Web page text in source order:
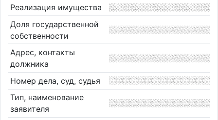
Реализация имущества
Доля государственной
собственности
Адрес, контакты
должника
Номер дела, суд, судья
Тип, наименование
заявителя